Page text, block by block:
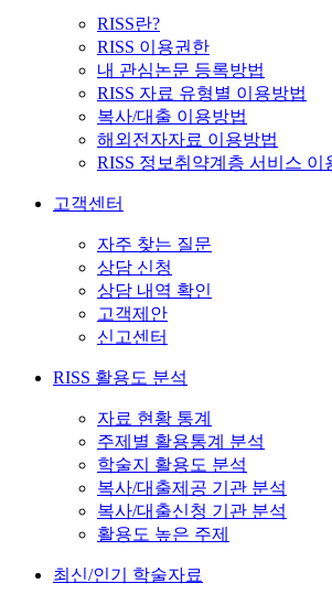
RISS란?
RISS 이용권한
내 관심논문 등록방법
RISS 자료 유형별 이용방법
복사/대출 이용방법
해외전자자료 이용방법
RISS 정보취약계층 서비스 이
고객센터
자주 찾는 질문
상담 신청
상담 내역 확인
고객제안
신고센터
RISS 활용도 분석
자료 현황 통계
주제별 활용통계 분석
학술지 활용도 분석
복사/대출제공 기관 분석
복사/대출신청 기관 분석
활용도 높은 주제
최신/인기 학술자료